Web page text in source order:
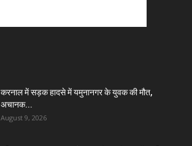
करनाल में सड़क हादसे में यमुनानगर के युवक की मौत,
अचानक...
August 9, 2026